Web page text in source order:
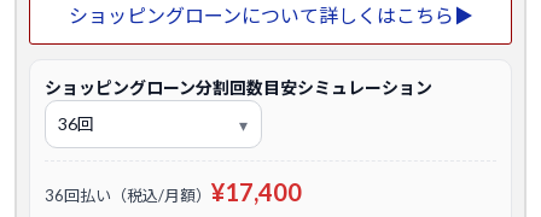
ショッピングローンについて詳しくはこちら▶
ショッピングローン分割回数目安シミュレーション
36回払い（税込/月額） ¥17,400